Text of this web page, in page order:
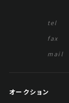
tel
fax
mail
オークション